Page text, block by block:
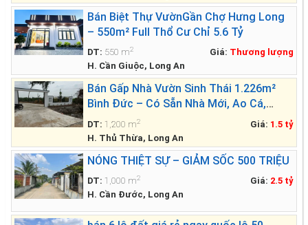
Bán Biệt Thự VườnGần Chợ Hưng Long
– 550m² Full Thổ Cư Chỉ 5.6 Tỷ
DT: 550 m2 Giá: Thương lượng
H. Cần Giuộc, Long An
Bán Gấp Nhà Vườn Sinh Thái 1.226m²
Bình Đức – Có Sẵn Nhà Mới, Ao Cá,
Vườn Cây – Giá Chỉ 1.499 Tỷ
DT: 1,200 m2 Giá: 1.5 tỷ
H. Thủ Thừa, Long An
NÓNG THIỆT SỰ – GIẢM SỐC 500 TRIỆU
DT: 1,000 m2 Giá: 2.5 tỷ
H. Cần Đước, Long An